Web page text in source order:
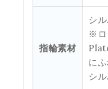
指輪素材
シ
※ロ
に
シ